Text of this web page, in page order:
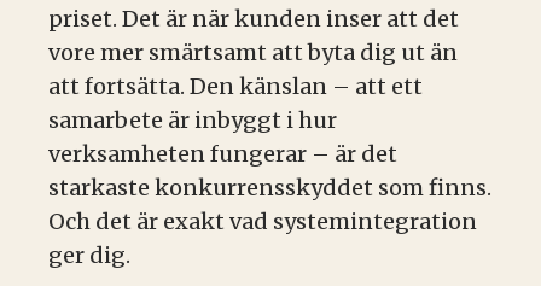
priset. Det är när kunden inser att det
vore mer smärtsamt att byta dig ut än
att fortsätta. Den känslan – att ett
samarbete är inbyggt i hur
verksamheten fungerar – är det
starkaste konkurrensskyddet som finns.
Och det är exakt vad systemintegration
ger dig.